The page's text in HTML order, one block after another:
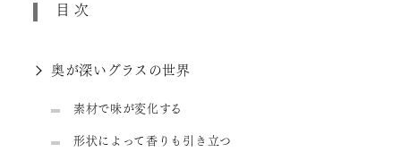
目次
奥が深いグラスの世界
素材で味が変化する
形状によって香りも引き立つ